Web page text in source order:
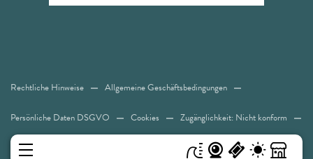
Rechtliche Hinweise Allgemeine Geschäftsbedingungen
Persönliche Daten DSGVO Cookies Zugänglichkeit: Nicht konform
Sitemap